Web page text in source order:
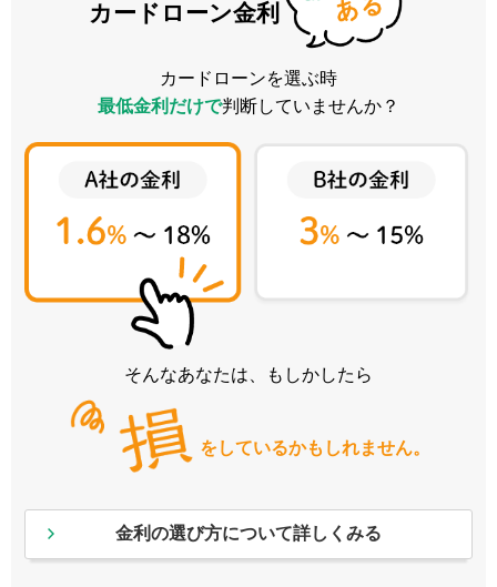
カードローン金利
カードローンを選ぶ時
最低金利だけで判断していませんか？
そんなあなたは、もしかしたら
をしているかもしれません。
金利の選び方について詳しくみる